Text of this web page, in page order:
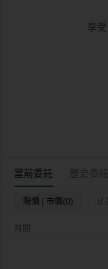
當前委託 歷史委託
限價 | 市價(0)
時間
享